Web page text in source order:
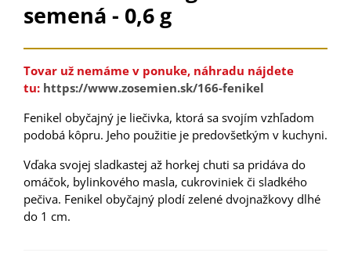
semená - 0,6 g
Tovar už nemáme v ponuke, náhradu nájdete
tu: https://www.zosemien.sk/166-fenikel
Fenikel obyčajný je liečivka, ktorá sa svojím vzhľadom
podobá kôpru. Jeho použitie je predovšetkým v kuchyni.
Vďaka svojej sladkastej až horkej chuti sa pridáva do
omáčok, bylinkového masla, cukroviniek či sladkého
pečiva. Fenikel obyčajný plodí zelené dvojnažkovy dlhé
do 1 cm.